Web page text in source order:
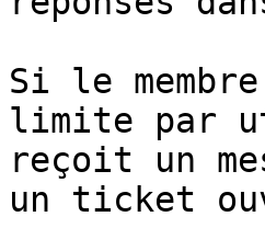
Si le
limite par
reçoit un
un ticket